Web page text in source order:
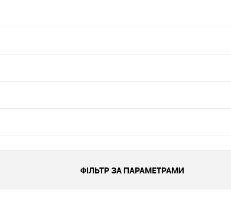
ФІЛЬТР ЗА ПАРАМЕТРАМИ